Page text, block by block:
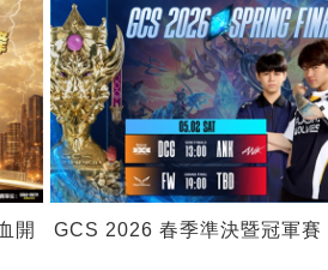
開
GCS 2026 春季準決暨冠軍賽